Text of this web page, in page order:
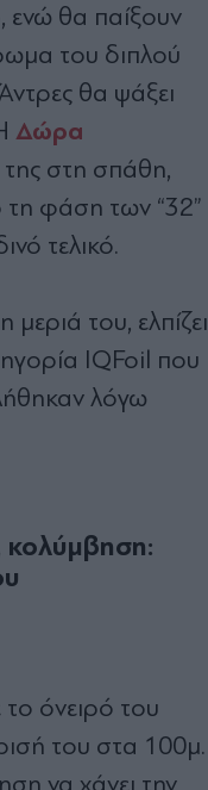
ενώ θα παίξουν
του διπλού
θα ψάξει
Δώρα
της στη σπάθη,
τη φάση των “32”
τελικό.
μεριά του, ελπίζει
IQFoil που
λόγω
όνειρό του
του στα 100μ.
να χάνει την